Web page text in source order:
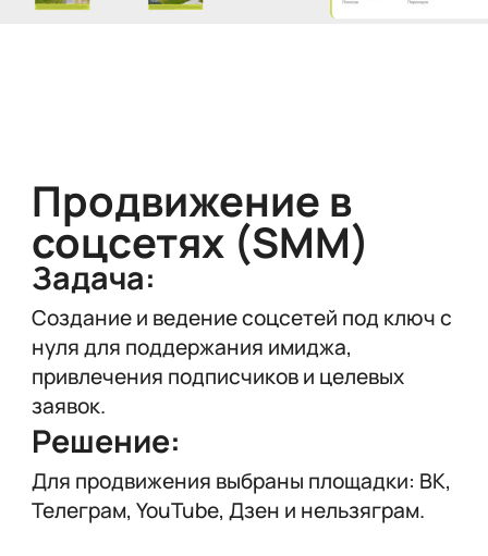
Продвижение в
соцсетях (SMM)
Задача:
Создание и ведение соцсетей под ключ с
нуля для поддержания имиджа,
привлечения подписчиков и целевых
заявок.
Решение:
Для продвижения выбраны площадки: ВК,
Телеграм, YouTube, Дзен и нельзяграм.